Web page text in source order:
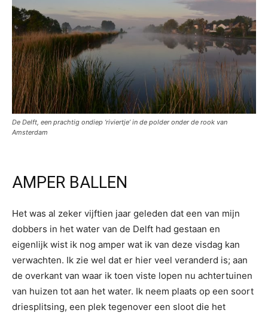
De Delft, een prachtig ondiep ’riviertje’ in de polder onder de rook van
Amsterdam
AMPER BALLEN
Het was al zeker vijftien jaar geleden dat een van mijn
dobbers in het water van de Delft had gestaan en
eigenlijk wist ik nog amper wat ik van deze visdag kan
verwachten. Ik zie wel dat er hier veel veranderd is; aan
de overkant van waar ik toen viste lopen nu achtertuinen
van huizen tot aan het water. Ik neem plaats op een soort
driesplitsing, een plek tegenover een sloot die het